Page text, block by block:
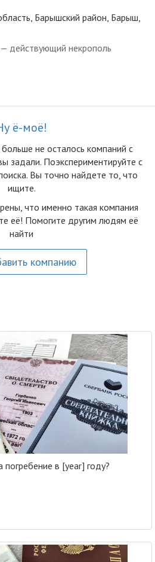
Барышский район, Барыш,
действующий некрополь
ё-моё!
не осталоcь компаний с
задали. Поэкспериментируйте с
Вы точно найдете то, что
ищите.
что именно такая компания
её! Помогите другим людям её
найти
компанию
погребение в [year] году?